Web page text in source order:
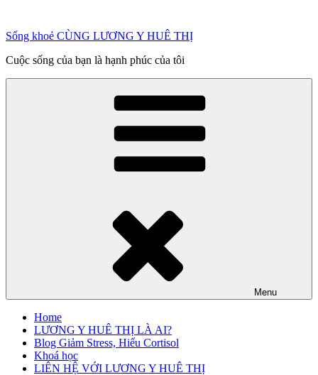
phần
dung
Sống khoẻ CÙNG LƯƠNG Y HUÊ THỊ
Cuộc sống của bạn là hạnh phúc của tôi
Menu
Home
LƯƠNG Y HUÊ THỊ LÀ AI?
Blog Giảm Stress, Hiểu Cortisol
Khoá học
LIÊN HỆ VỚI LƯƠNG Y HUÊ THỊ